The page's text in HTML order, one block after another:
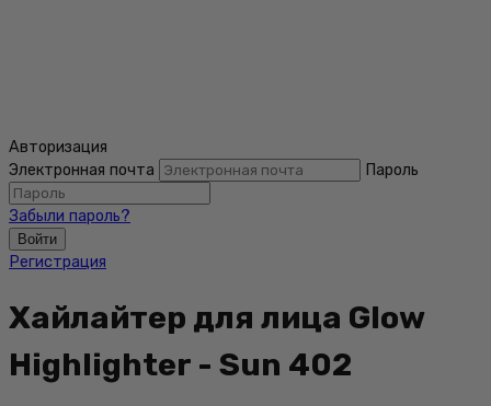
Авторизация
Электронная почта
Пароль
Забыли пароль?
Войти
Регистрация
Хайлайтер для лица Glow
Highlighter - Sun 402